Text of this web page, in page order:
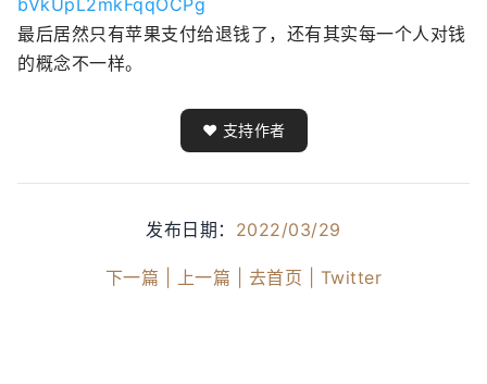
bVkUpL2mkFqqOCPg
最后居然只有苹果支付给退钱了，还有其实每一个人对钱
的概念不一样。
❤️ 支持作者
发布日期： 2022/03/29
下一篇 | 上一篇 | 去首页 | Twitter